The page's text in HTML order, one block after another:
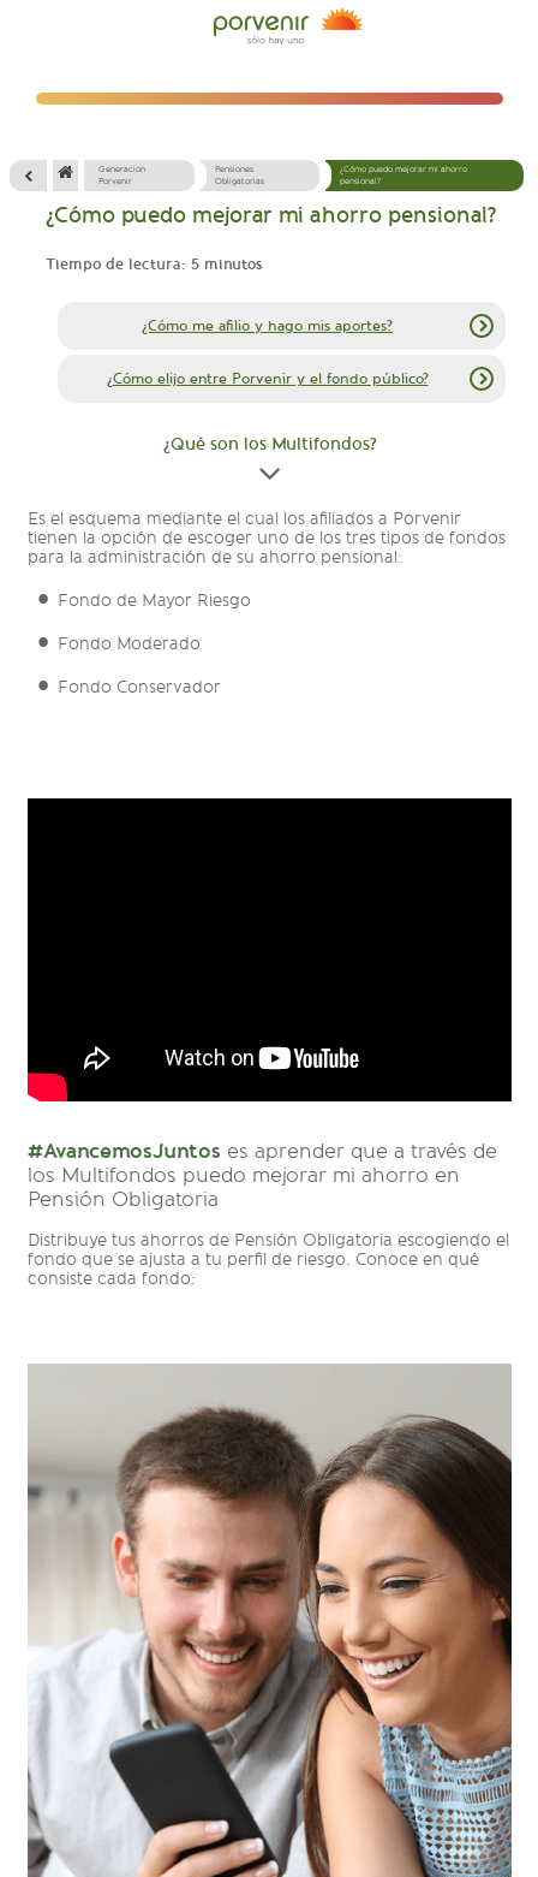
Generacion
Porvenir
Pensiones
Obligatorias
¿Cómo puedo mejorar mi ahorro
pensional?
¿Cómo puedo mejorar mi ahorro pensional?
Tiempo de lectura: 5 minutos
¿Cómo me afilio y hago mis aportes?
¿Cómo elijo entre Porvenir y el fondo público?
¿Qué son los Multifondos?
Es el esquema mediante el cual los afiliados a Porvenir
tienen la opción de escoger uno de los tres tipos de fondos
para la administración de su ahorro pensional:
Fondo de Mayor Riesgo
Fondo Moderado
Fondo Conservador
#AvancemosJuntos es aprender que a través de
los Multifondos puedo mejorar mi ahorro en
Pensión Obligatoria
Distribuye tus ahorros de Pensión Obligatoria escogiendo el
fondo que se ajusta a tu perfil de riesgo. Conoce en qué
consiste cada fondo: